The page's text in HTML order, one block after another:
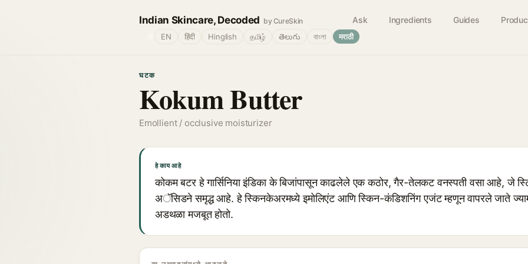
Indian Skincare, Decoded by CureSkin Ask Ingredients Guides
EN हिंदी Hinglish தமிழ் తెలుగు বাংলা मराठी
घटक
Kokum Butter
Emollient / occlusive moisturizer
हे काय आहे
कोकम बटर हे गार्सिनिया इंडिका के बिजांपासून काढलेले एक कठोर, गैर-तेलकट वनस्पती वसा आहे, जे
अॅसिडने समृद्ध आहे. हे स्किनकेअरमध्ये इमोलिएंट आणि स्किन-कंडिशनिंग एजंट म्हणून वापरले जाते
अडथळा मजबूत होतो.